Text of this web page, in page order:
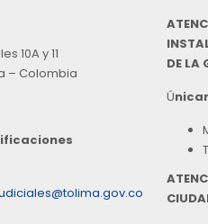
10A y 11
– Colombia
DE LA
Ú